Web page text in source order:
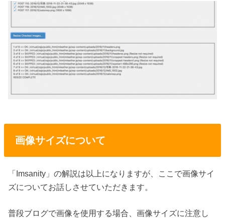
画像サイズについて
「Imsanity」の解説は以上になりますが、ここで画像サイ
ズについてお話しさせていただきます。
普段ブログで画像を使用する場合、画像サイズに注意し